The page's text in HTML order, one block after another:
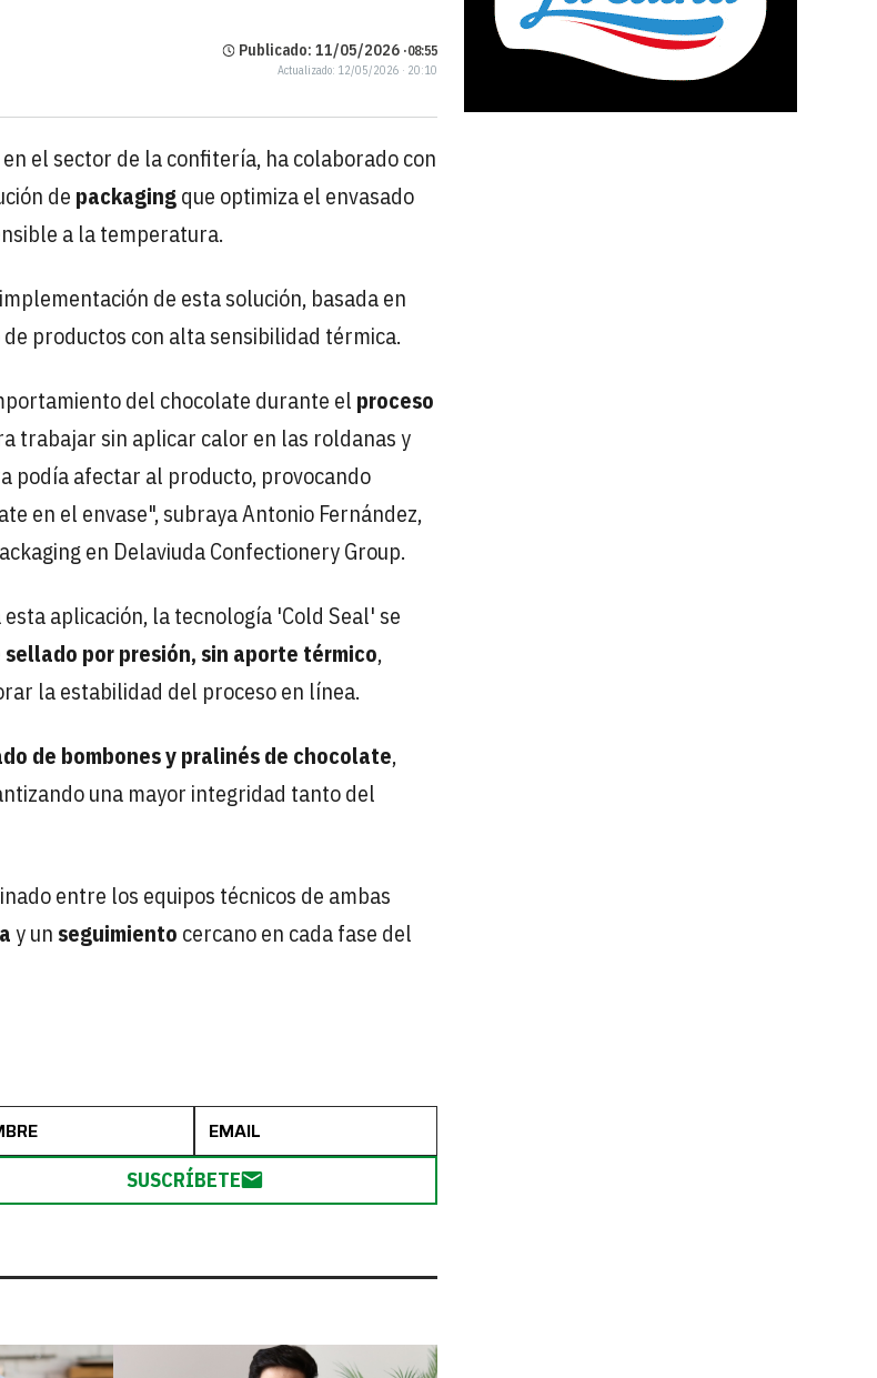
Publicado: 11/05/2026 ·08:55
Actualizado: 12/05/2026 · 20:10
el sector de la confitería, ha colaborado con
de packagingque optimiza el envasado
a la temperatura.
de esta solución, basada en
productos con alta sensibilidad térmica.
del chocolate durante el proceso
trabajar sin aplicar calor en las roldanas y
podía afectar al producto, provocando
en el envase", subraya Antonio Fernández,
en Delaviuda Confectionery Group.
aplicación, la tecnología 'Cold Seal' se
sellado por presión, sin aporte térmico,
la estabilidad del proceso en línea.
de bombones y pralinés de chocolate,
una mayor integridad tanto del
entre los equipos técnicos de ambas
y un seguimiento cercano en cada fase del
SUSCRÍBETE